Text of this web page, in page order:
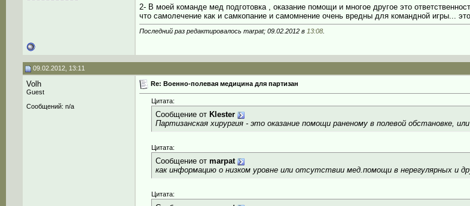
2- В моей команде мед подготовка , оказание помощи и многое другое это
что самолечение как и самкопание и самомнение очень вредны для командной игры...
Последний раз редактировалось marpat; 09.02.2012 в 13:08
09.02.2012, 13:11
Volh
Guest
Сообщений: n/a
Re: Военно-полевая медицина для партизан
Цитата:
Сообщение от Klester
Партизанская хирургия - это оказание помощи раненому в полевой обстановке,
Цитата:
Сообщение от marpat
как информацию о низком уровне или отсутствии мед.помощи в нерегулярных и
Цитата: